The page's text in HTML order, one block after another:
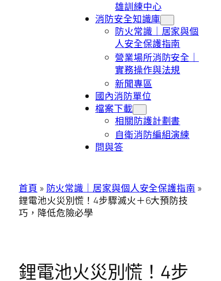
雄訓練中心
消防安全知識庫
防火常識｜居家與個
人安全保護指南
營業場所消防安全｜
實務操作與法規
新聞專區
國內消防單位
檔案下載
相關防護計劃書
自衛消防編組演練
問與答
首頁 » 防火常識｜居家與個人安全保護指南 »
鋰電池火災別慌！4步驟滅火＋6大預防技
巧，降低危險必學
鋰電池火災別慌！4步